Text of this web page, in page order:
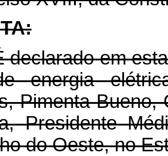
declarado em
energia
Pimenta
Presidente
do Oeste, no